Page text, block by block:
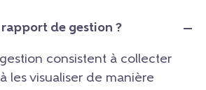
rapport de gestion ?
consistent à collecter
les visualiser de manière